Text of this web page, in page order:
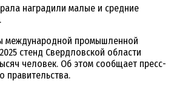
наградили малые и средние
международной промышленной
стенд Свердловской области
человек. Об этом сообщает пресс-
правительства.